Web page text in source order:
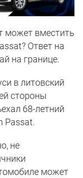
может вместить
Ответ на
на границе.
в литовский
стороны
68-летний
Passat.
не
может